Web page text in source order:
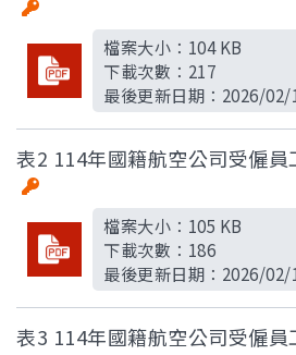
檔案大小： 104 KB
下載次數： 217
最後更新日期： 2026/02/
表2 114年國籍航空公司受僱
檔案大小： 105 KB
下載次數： 186
最後更新日期： 2026/02/
表3 114年國籍航空公司受僱